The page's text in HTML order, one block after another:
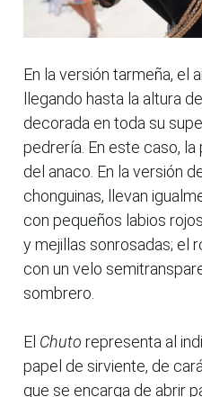
En la versión tarmeña, el
llegando hasta la altura
decorada en toda su
pedrería. En este caso,
del anaco. En la versión
chonguinas, llevan
con pequeños labios
y mejillas sonrosadas; el
con un velo
sombrero.
El Chuto representa al
papel de sirviente, de
que se encarga de abrir